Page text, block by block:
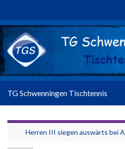
Search for:
TG Schwenningen Tischtennis
Herren III siegen auswärts bei